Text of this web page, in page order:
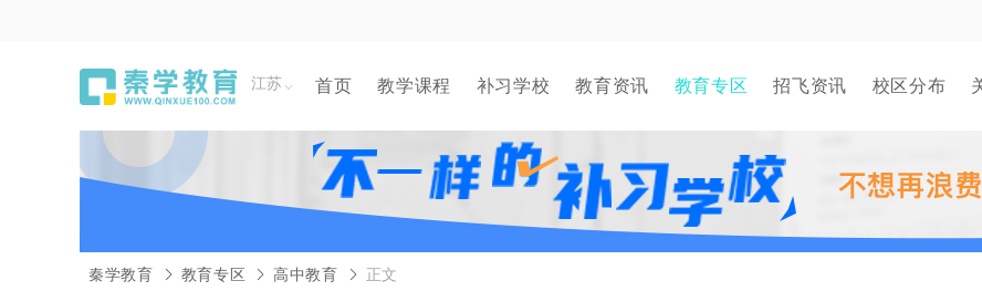
江苏 首页 教学课程 补习学校 教育资讯 教育专区 招飞资讯 校区分布
秦学教育 教育专区 高中教育 正文